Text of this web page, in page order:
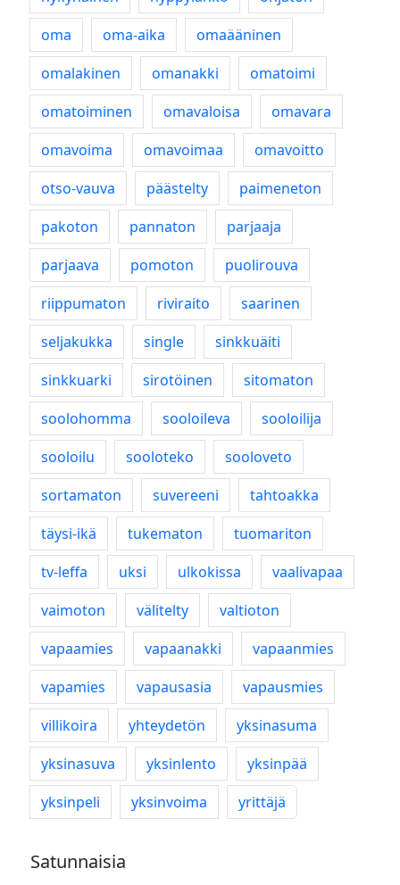
oma
oma-aika
omaääninen
omalakinen
omanakki
omatoimi
omatoiminen
omavaloisa
omavara
omavoima
omavoimaa
omavoitto
otso-vauva
päästelty
paimeneton
pakoton
pannaton
parjaaja
parjaava
pomoton
puolirouva
riippumaton
riviraito
saarinen
seljakukka
single
sinkkuäiti
sinkkuarki
sirotöinen
sitomaton
soolohomma
sooloileva
sooloilija
sooloilu
sooloteko
sooloveto
sortamaton
suvereeni
tahtoakka
täysi-ikä
tukematon
tuomariton
tv-leffa
uksi ulkokissa
vaalivapaa
vaimoton
välitelty
valtioton
vapaamies
vapaanakki
vapaanmies
vapamies
vapausasia
vapausmies
villikoira
yhteydetön
yksinasuma
yksinasuva
yksinlento
yksinpää
yksinpeli
yksinvoima yrittäjä
Satunnaisia